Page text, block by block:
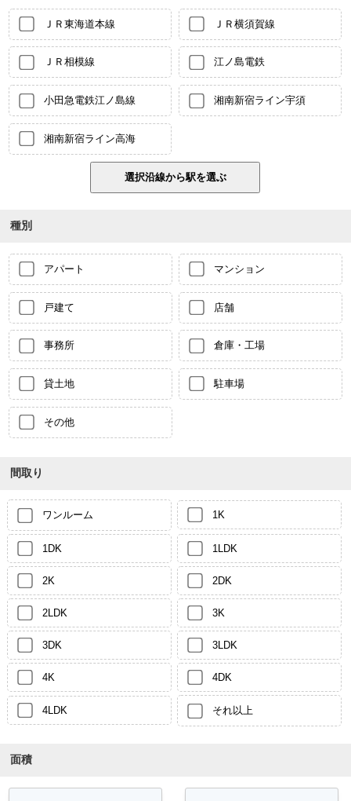
ＪＲ東海道本線 ＪＲ横須賀線
ＪＲ相模線 江ノ島電鉄
小田急電鉄江ノ島線 湘南新宿ライン宇須
湘南新宿ライン高海
種別
アパート マンション
戸建て 店舗
事務所 倉庫・工場
貸土地 駐車場
その他
間取り
ワンルーム 1K
1DK 1LDK
2K 2DK
2LDK 3K
3DK 3LDK
4K 4DK
4LDK それ以上
面積